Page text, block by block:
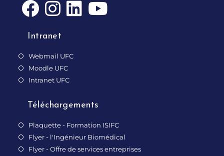
Intranet
Webmail UFC
Moodle UFC
Intranet UFC
Téléchargements
Plaquette - Formation ISIFC
Flyer - l'Ingénieur Biomédical
Flyer - Offre de services entreprises